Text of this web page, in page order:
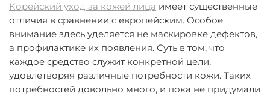
Корейский уход за кожей лица имеет существенные
отличия в сравнении с европейским. Особое
внимание здесь уделяется не маскировке дефектов,
а профилактике их появления. Суть в том, что
каждое средство служит конкретной цели,
удовлетворяя различные потребности кожи. Таких
потребностей довольно много, и пока не придумали